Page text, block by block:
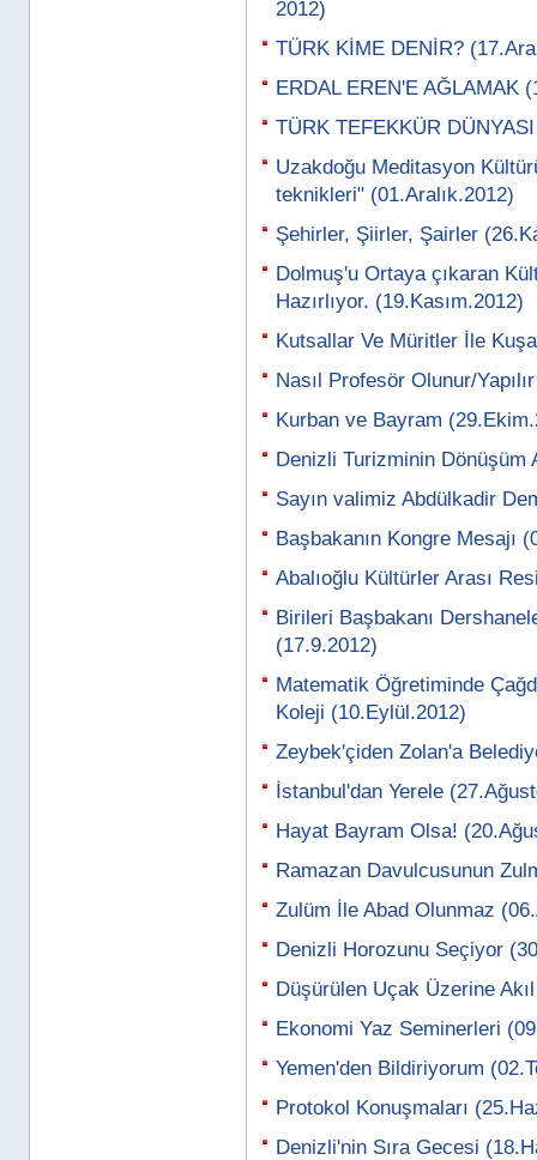
2012)
TÜRK KİME DENİR?
ERDAL EREN'E AĞLAMAK
TÜRK TEFEKKÜR
Uzakdoğu Meditasyon
teknikleri" (01.Aralık.2012)
Şehirler, Şiirler, Şairler
Dolmuş'u Ortaya çıkaran
Hazırlıyor. (19.Kasım.2012)
Kutsallar Ve Müritler İle
Nasıl Profesör Olunur/
Kurban ve Bayram
Denizli Turizminin Dönüşüm
Sayın valimiz Abdülkadir
Başbakanın Kongre Mesajı
Abalıoğlu Kültürler Arası
Birileri Başbakanı
(17.9.2012)
Matematik Öğretiminde
Koleji (10.Eylül.2012)
Zeybek'çiden Zolan'a
İstanbul'dan Yerele
Hayat Bayram Olsa!
Ramazan Davulcusunun
Zulüm İle Abad Olunmaz
Denizli Horozunu Seçiyor
Düşürülen Uçak Üzerine
Ekonomi Yaz Seminerleri
Yemen'den Bildiriyorum
Protokol Konuşmaları
Denizli'nin Sıra Gecesi